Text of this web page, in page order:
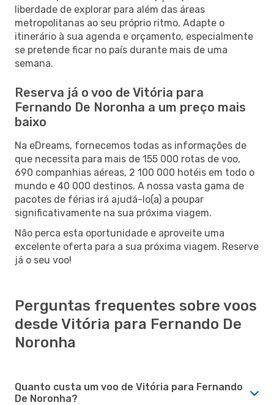
liberdade de explorar para além das áreas
metropolitanas ao seu próprio ritmo. Adapte o
itinerário à sua agenda e orçamento, especialmente
se pretende ficar no país durante mais de uma
semana.
Reserva já o voo de Vitória para
Fernando De Noronha a um preço mais
baixo
Na eDreams, fornecemos todas as informações de
que necessita para mais de 155 000 rotas de voo,
690 companhias aéreas, 2 100 000 hotéis em todo o
mundo e 40 000 destinos. A nossa vasta gama de
pacotes de férias irá ajudá-lo(a) a poupar
significativamente na sua próxima viagem.
Não perca esta oportunidade e aproveite uma
excelente oferta para a sua próxima viagem. Reserve
já o seu voo!
Perguntas frequentes sobre voos
desde Vitória para Fernando De
Noronha
Quanto custa um voo de Vitória para Fernando
De Noronha?